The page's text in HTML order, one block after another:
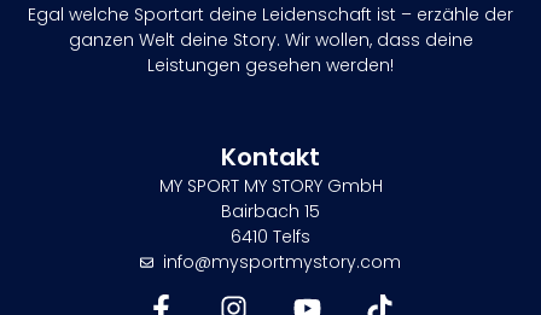
Egal welche Sportart deine Leidenschaft ist – erzähle der
ganzen Welt deine Story. Wir wollen, dass deine
Leistungen gesehen werden!
Kontakt
MY SPORT MY STORY GmbH
Bairbach 15
6410 Telfs
info@mysportmystory.com